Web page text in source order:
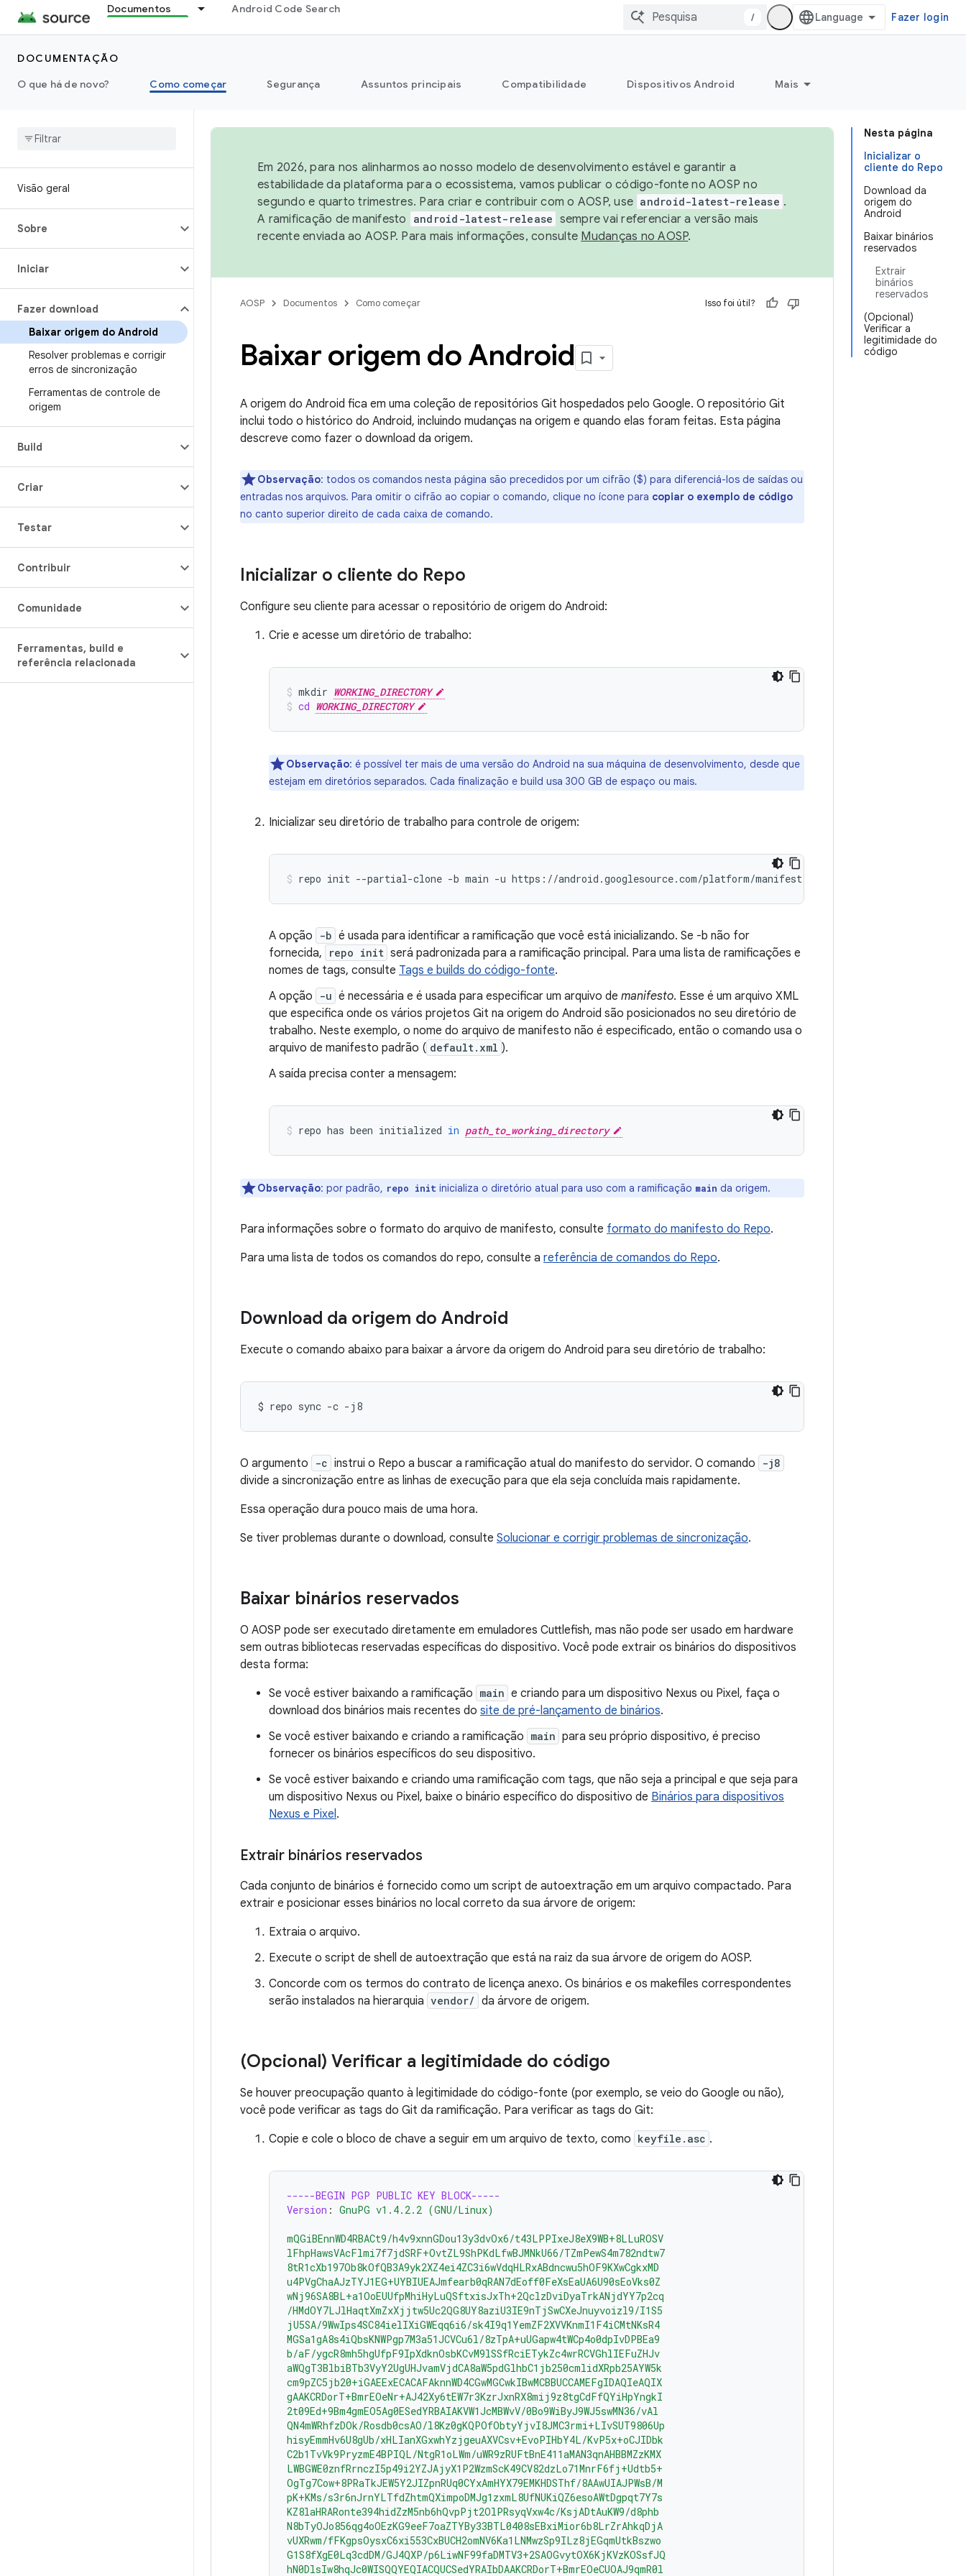
Documentos Android Code Search
/ Fazer login
DOCUMENTAÇÃO
O que há de novo?
Como começar Segurança Assuntos principais Compatibilidade Dispositivos Android Mais
Visão geral
Sobre
Iniciar
Fazer download
Baixar origem do Android
Resolver problemas e corrigir
erros de sincronização
Ferramentas de controle de
origem
Build
Criar
Testar
Contribuir
Comunidade
Ferramentas, build e
referência relacionada
Nesta página
Inicializar o
cliente do Repo
Download da
origem do
Android
Baixar binários
reservados
Extrair
binários
reservados
(Opcional)
Verificar a
legitimidade do
código
Em 2026, para nos alinharmos ao nosso modelo de desenvolvimento estável e garantir a
estabilidade da plataforma para o ecossistema, vamos publicar o código-fonte no AOSP no
segundo e quarto trimestres. Para criar e contribuir com o AOSP, use android-latest-release .
A ramificação de manifesto
android-latest-release sempre vai referenciar a versão mais
recente enviada ao AOSP. Para mais informações, consulte Mudanças no AOSP.
AOSP Documentos Como começar Isso foi útil?
Baixar origem do Android
A origem do Android fica em uma coleção de repositórios Git hospedados pelo Google. O repositório Git
inclui todo o histórico do Android, incluindo mudanças na origem e quando elas foram feitas. Esta página
descreve como fazer o download da origem.
Observação: todos os comandos nesta página são precedidos por um cifrão ($) para diferenciá-los de saídas ou
entradas nos arquivos. Para omitir o cifrão ao copiar o comando, clique no ícone para copiar o exemplo de código
no canto superior direito de cada caixa de comando.
Inicializar o cliente do Repo
Configure seu cliente para acessar o repositório de origem do Android:
Crie e acesse um diretório de trabalho:
mkdir WORKING_DIRECTORY
cd WORKING_DIRECTORY
Observação: é possível ter mais de uma versão do Android na sua máquina de desenvolvimento, desde que
estejam em diretórios separados. Cada finalização e build usa 300 GB de espaço ou mais.
Inicializar seu diretório de trabalho para controle de origem:
repo init --partial-clone -b main -u https://android.googlesource.com/platform/manifest
A opção -b é usada para identificar a ramificação que você está inicializando. Se -b não for
fornecida,
repo init será padronizada para a ramificação principal. Para uma lista de ramificações e
nomes de tags, consulte Tags e builds do código-fonte.
A opção
-u é necessária e é usada para especificar um arquivo de manifesto. Esse é um arquivo XML
que especifica onde os vários projetos Git na origem do Android são posicionados no seu diretório de
trabalho. Neste exemplo, o nome do arquivo de manifesto não é especificado, então o comando usa o
arquivo de manifesto padrão ( default.xml ).
A saída precisa conter a mensagem:
repo has been initialized in path_to_working_directory
Observação: por padrão, repo init inicializa o diretório atual para uso com a ramificação main da origem.
Para informações sobre o formato do arquivo de manifesto, consulte formato do manifesto do Repo.
Para uma lista de todos os comandos do repo, consulte a referência de comandos do Repo.
Download da origem do Android
Execute o comando abaixo para baixar a árvore da origem do Android para seu diretório de trabalho:
$ repo sync -c
O argumento -c instrui o Repo a buscar a ramificação atual do manifesto do servidor. O comando -j8
divide a sincronização entre as linhas de execução para que ela seja concluída mais rapidamente.
Essa operação dura pouco mais de uma hora.
Se tiver problemas durante o download, consulte Solucionar e corrigir problemas de sincronização.
Baixar binários reservados
O AOSP pode ser executado diretamente em emuladores Cuttlefish, mas não pode ser usado em hardware
sem outras bibliotecas reservadas específicas do dispositivo. Você pode extrair os binários do dispositivos
desta forma:
Se você estiver baixando a ramificação main e criando para um dispositivo Nexus ou Pixel, faça o
download dos binários mais recentes do site de pré-lançamento de binários.
Se você estiver baixando e criando a ramificação main para seu próprio dispositivo, é preciso
fornecer os binários específicos do seu dispositivo.
Se você estiver baixando e criando uma ramificação com tags, que não seja a principal e que seja para
um dispositivo Nexus ou Pixel, baixe o binário específico do dispositivo de Binários para dispositivos
Nexus e Pixel.
Extrair binários reservados
Cada conjunto de binários é fornecido como um script de autoextração em um arquivo compactado. Para
extrair e posicionar esses binários no local correto da sua árvore de origem:
Extraia o arquivo.
Execute o script de shell de autoextração que está na raiz da sua árvore de origem do AOSP.
Concorde com os termos do contrato de licença anexo. Os binários e os makefiles correspondentes
serão instalados na hierarquia vendor/ da árvore de origem.
(Opcional) Verificar a legitimidade do código
Se houver preocupação quanto à legitimidade do código-fonte (por exemplo, se veio do Google ou não),
você pode verificar as tags do Git da ramificação. Para verificar as tags do Git:
Copie e cole o bloco de chave a seguir em um arquivo de texto, como keyfile.asc .
-----BEGIN PGP PUBLIC KEY BLOCK-----
Version : GnuPG v1.4.2.2 (GNU/Linux)
mQGiBEnnWD4RBACt9/h4v9xnnGDou13y3dvOx6/t43LPPIxeJ8eX9WB+8LLuROSV
lFhpHawsVAcFlmi7f7jdSRF+OvtZL9ShPKdLfwBJMNkU66/TZmPewS4m782ndtw7
8tR1cXb197Ob8kOfQB3A9yk2XZ4ei4ZC3i6wVdqHLRxABdncwu5hOF9KXwCgkxMD
u4PVgChaAJzTYJ1EG+UYBIUEAJmfearb0qRAN7dEoff0FeXsEaUA6U90sEoVks0Z
wNj96SA8BL+a1OoEUUfpMhiHyLuQSftxisJxTh+2QclzDviDyaTrkANjdYY7p2cq
/HMdOY7LJlHaqtXmZxXjjtw5Uc2QG8UY8aziU3IE9nTjSwCXeJnuyvoizl9/I1S5
jU5SA/9WwIps4SC84ielIXiGWEqq6i6/sk4I9q1YemZF2XVVKnmI1F4iCMtNKsR4
MGSa1gA8s4iQbsKNWPgp7M3a51JCVCu6l/8zTpA+uUGapw4tWCp4o0dpIvDPBEa9
b/aF/ygcR8mh5hgUfpF9IpXdknOsbKCvM9lSSfRciETykZc4wrRCVGhlIEFuZHJv
aWQgT3BlbiBTb3VyY2UgUHJvamVjdCA8aW5pdGlhbC1jb250cmlidXRpb25AYW5k
cm9pZC5jb20+iGAEExECACAFAknnWD4CGwMGCwkIBwMCBBUCCAMEFgIDAQIeAQIX
gAAKCRDorT+BmrEOeNr+AJ42Xy6tEW7r3KzrJxnRX8mij9z8tgCdFfQYiHpYngkI
2t09Ed+9Bm4gmEO5Ag0ESedYRBAIAKVW1JcMBWvV/0Bo9WiByJ9WJ5swMN36/vAl
QN4mWRhfzDOk/Rosdb0csAO/l8Kz0gKQPOfObtyYjvI8JMC3rmi+LIvSUT9806Up
hisyEmmHv6U8gUb/xHLIanXGxwhYzjgeuAXVCsv+EvoPIHbY4L/KvP5x+oCJIDbk
C2b1TvVk9PryzmE4BPIQL/NtgR1oLWm/uWR9zRUFtBnE411aMAN3qnAHBBMZzKMX
LWBGWE0znfRrnczI5p49i2YZJAjyX1P2WzmScK49CV82dzLo71MnrF6fj+Udtb5+
OgTg7Cow+8PRaTkJEW5Y2JIZpnRUq0CYxAmHYX79EMKHDSThf/8AAwUIAJPWsB/M
pK+KMs/s3r6nJrnYLTfdZhtmQXimpoDMJg1zxmL8UfNUKiQZ6esoAWtDgpqt7Y7s
KZ8laHRARonte394hidZzM5nb6hQvpPjt2OlPRsyqVxw4c/KsjADtAuKW9/d8phb
N8bTyOJo856qg4oOEzKG9eeF7oaZTYBy33BTL0408sEBxiMior6b8LrZrAhkqDjA
vUXRwm/fFKgpsOysxC6xi553CxBUCH2omNV6Ka1LNMwzSp9ILz8jEGqmUtkBszwo
G1S8fXgE0Lq3cdDM/GJ4QXP/p6LiwNF99faDMTV3+2SAOGvytOX6KjKVzKOSsfJQ
hN0DlsIw8hqJc0WISQQYEQIACQUCSedYRAIbDAAKCRDorT+BmrEOeCUOAJ9qmR0l